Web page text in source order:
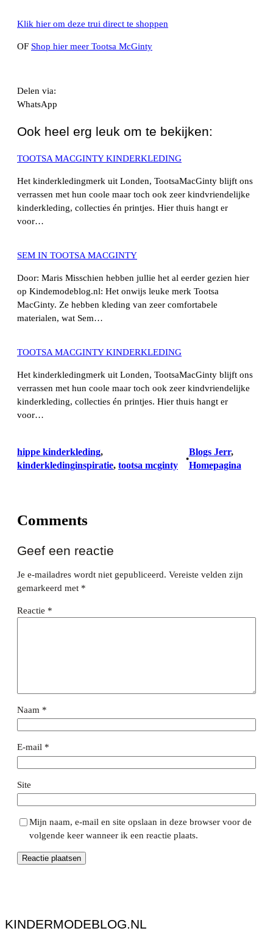
Klik hier om deze trui direct te shoppen
OF Shop hier meer Tootsa McGinty
Delen via:
WhatsApp
Ook heel erg leuk om te bekijken:
TOOTSA MACGINTY KINDERKLEDING
Het kinderkledingmerk uit Londen, TootsaMacGinty blijft ons
verrassen met hun coole maar toch ook zeer kindvriendelijke
kinderkleding, collecties én printjes. Hier thuis hangt er
voor…
SEM IN TOOTSA MACGINTY
Door: Maris Misschien hebben jullie het al eerder gezien hier
op Kindemodeblog.nl: Het onwijs leuke merk Tootsa
MacGinty. Ze hebben kleding van zeer comfortabele
materialen, wat Sem…
TOOTSA MACGINTY KINDERKLEDING
Het kinderkledingmerk uit Londen, TootsaMacGinty blijft ons
verrassen met hun coole maar toch ook zeer kindvriendelijke
kinderkleding, collecties én printjes. Hier thuis hangt er
voor…
hippe kinderkleding
kinderkledinginspiratie, tootsa mcginty
•
Blogs Jerr ,
Homepagina
Comments
Geef een reactie
Je e-mailadres wordt niet gepubliceerd. Vereiste velden zijn
gemarkeerd met *
Reactie *
Naam *
E-mail *
Site
Mijn naam, e-mail en site opslaan in deze browser voor de
volgende keer wanneer ik een reactie plaats.
KINDERMODEBLOG.NL